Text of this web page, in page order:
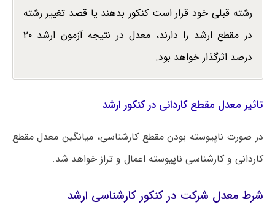
رشته قبلی خود قرار است کنکور بدهند یا قصد تغییر رشته
در مقطع ارشد را دارند، معدل در نتیجه آزمون ارشد ۲۰
درصد اثرگذار خواهد بود.
تاثیر معدل مقطع کاردانی در کنکور ارشد
در صورت ناپیوسته بودن مقطع کارشناسی، میانگین معدل مقطع
کاردانی و کارشناسی ناپیوسته اعمال و تراز خواهد شد.
شرط معدل شرکت در کنکور کارشناسی ارشد